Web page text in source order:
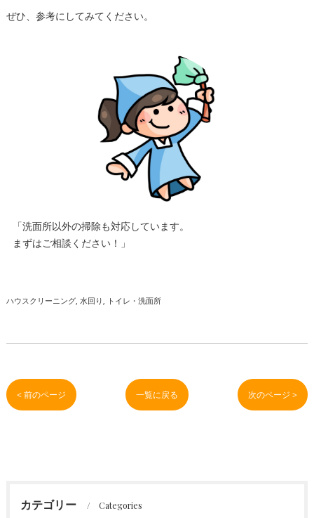
ぜひ、参考にしてみてください。
「洗面所以外の掃除も対応しています。
まずはご相談ください！」
ハウスクリーニング 水回り トイレ・洗面所
< 前のページ 一覧に戻る 次のページ >
カテゴリー Categories